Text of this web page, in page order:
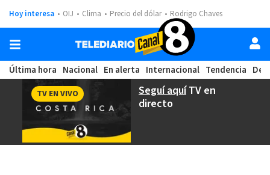
Hoy interesa OIJ Clima Precio del dólar Rodrigo Chaves
Última hora Nacional En alerta Internacional Tendencia
Seguí aquíTV en
directo
TV EN VIVO